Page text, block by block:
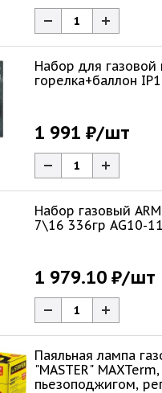
Набор для газовой
горелка+баллон
1 991 ₽/шт
Набор газовый
7\16 336гр AG10-
1 979.10 ₽/шт
Паяльная лампа
"MASTER"
пьезоподжигом,